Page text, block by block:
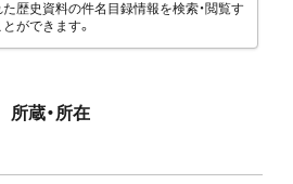
た歴史資料の件名目録情報を検索・閲覧す
ができます。
所蔵・所在